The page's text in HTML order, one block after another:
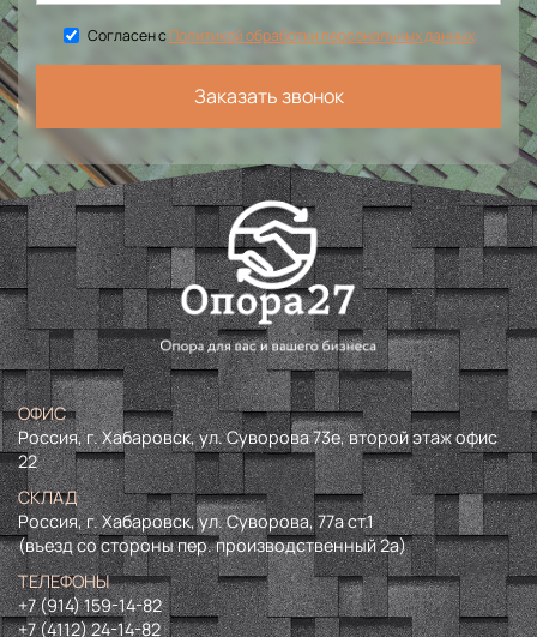
Согласен сПолитикой обработки персональных данных
Заказать звонок
ОФИС
Россия, г. Хабаровск, ул. Суворова 73е, второй этаж офис
22
СКЛАД
Россия, г. Хабаровск, ул. Суворова, 77а ст.1
(въезд со стороны пер. производственный 2а)
ТЕЛЕФОНЫ
+7 (914) 159-14-82
+7 (4112) 24-14-82